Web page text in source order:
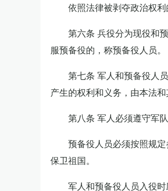
依照法律被剥夺政治权利
第六条 兵役分为现役和
服预备役的，称预备役人员。
第七条 军人和预备役人
产生的权利和义务，由本法和
第八条 军人必须遵守军
预备役人员必须按照规
保卫祖国。
军人和预备役人员入役时